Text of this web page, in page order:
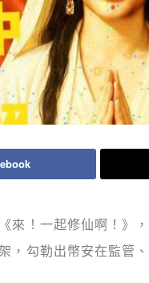
來！一起修仙啊！》
，勾勒出幣安在監管